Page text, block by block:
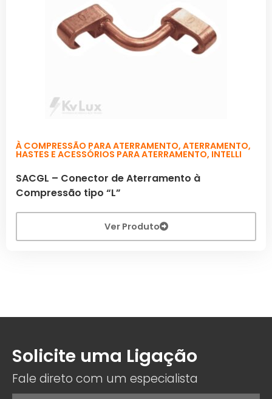
À COMPRESSÃO PARA ATERRAMENTO, ATERRAMENTO,
HASTES E ACESSÓRIOS PARA ATERRAMENTO, INTELLI
SACGL – Conector de Aterramento à
Compressão tipo “L”
Ver Produto
Solicite uma Ligação
Fale direto com um especialista